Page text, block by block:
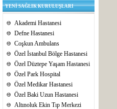
YENİ SAĞLIK KURULUŞLARI
Akademi Hastanesi
Defne Hastanesi
Coşkun Ambulans
Özel İstanbul Bölge Hastanesi
Özel Düztepe Yaşam Hastanesi
Özel Park Hospital
Özel Medikar Hastanesi
Özel Baki Uzun Hastanesi
Altınoluk Ekin Tıp Merkezi